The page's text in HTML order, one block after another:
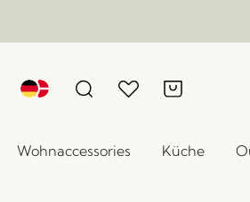
Wohnaccessories Küche